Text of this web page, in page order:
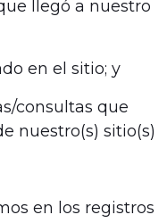
llegó a nuestro
en el sitio; y
consultas que
nuestro(s) sitio(s)
en los registros